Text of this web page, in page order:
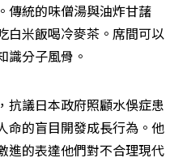
傳統的味僧湯與油炸甘藷
白米飯喝冷麥茶。席間可以
識分子風骨。
抗議日本政府照顧水俁症患
命的盲目開發成長行為。他
進的表達他們對不合理現代